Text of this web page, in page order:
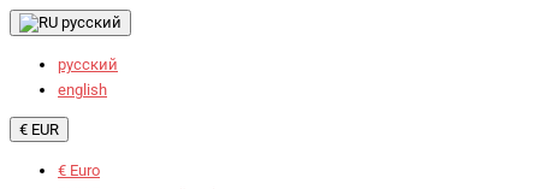
русский
русский
english
€ EUR
€ Euro